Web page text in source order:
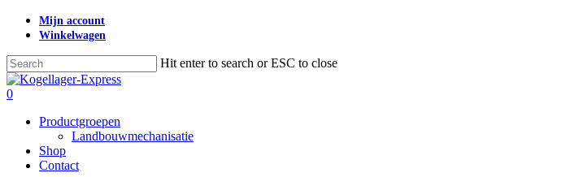
Skip
content
Mijn account
Winkelwagen
Hit enter to search or ESC to close
Close
Search
search
0
Productgroepen
Landbouwmechanisatie
Shop
Contact